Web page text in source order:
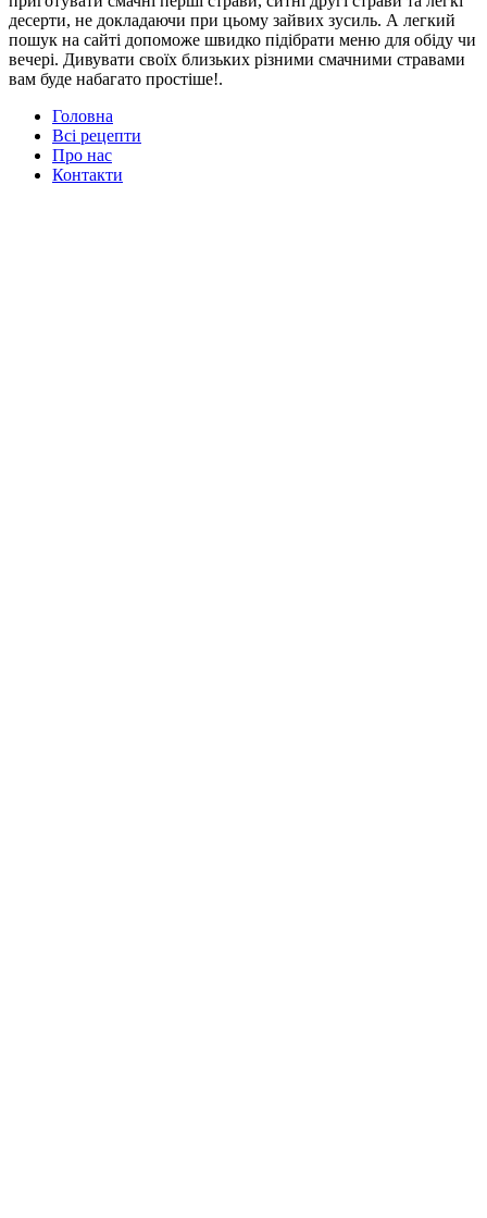
десерти, не докладаючи при цьому зайвих зусиль. А легкий
пошук на сайті допоможе швидко підібрати меню для обіду чи
вечері. Дивувати своїх близьких різними смачними стравами
вам буде набагато простіше!.
Головна
Всі рецепти
Про нас
Контакти